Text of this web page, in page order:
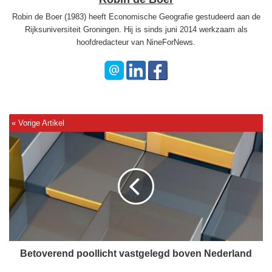
Robin de Boer (1983) heeft Economische Geografie gestudeerd aan de
Rijksuniversiteit Groningen. Hij is sinds juni 2014 werkzaam als
hoofdredacteur van NineForNews.
B
e
o
v
e
r
n
Betoverend poollicht vastgelegd boven Nederland